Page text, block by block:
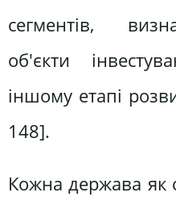
сегментів,
об'єкти
іншому етапі
148].
Кожна держава як